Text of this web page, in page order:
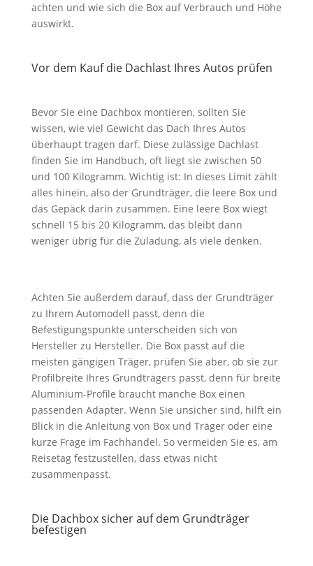
achten und wie sich die Box auf Verbrauch und Höhe
auswirkt.
Vor dem Kauf die Dachlast Ihres Autos prüfen
Bevor Sie eine Dachbox montieren, sollten Sie
wissen, wie viel Gewicht das Dach Ihres Autos
überhaupt tragen darf. Diese zulässige Dachlast
finden Sie im Handbuch, oft liegt sie zwischen 50
und 100 Kilogramm. Wichtig ist: In dieses Limit zählt
alles hinein, also der Grundträger, die leere Box und
das Gepäck darin zusammen. Eine leere Box wiegt
schnell 15 bis 20 Kilogramm, das bleibt dann
weniger übrig für die Zuladung, als viele denken.
Achten Sie außerdem darauf, dass der Grundträger
zu Ihrem Automodell passt, denn die
Befestigungspunkte unterscheiden sich von
Hersteller zu Hersteller. Die Box passt auf die
meisten gängigen Träger, prüfen Sie aber, ob sie zur
Profilbreite Ihres Grundträgers passt, denn für breite
Aluminium-Profile braucht manche Box einen
passenden Adapter. Wenn Sie unsicher sind, hilft ein
Blick in die Anleitung von Box und Träger oder eine
kurze Frage im Fachhandel. So vermeiden Sie es, am
Reisetag festzustellen, dass etwas nicht
zusammenpasst.
Die Dachbox sicher auf dem Grundträger
befestigen